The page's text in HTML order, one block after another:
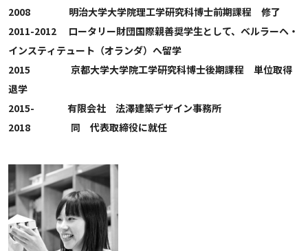
2008 明治大学大学院理工学研究科博士前期課程 修了
2011-2012 ロータリー財団国際親善奨学生として、ベルラーヘ・
インスティテュート（オランダ）へ留学
2015 京都大学大学院工学研究科博士後期課程 単位取得
退学
2015- 有限会社 法澤建築デザイン事務所
2018 同 代表取締役に就任